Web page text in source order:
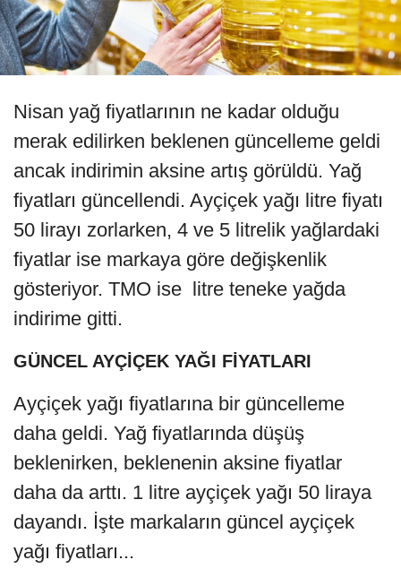
Nisan yağ fiyatlarının ne kadar olduğu
merak edilirken beklenen güncelleme geldi
ancak indirimin aksine artış görüldü. Yağ
fiyatları güncellendi. Ayçiçek yağı litre fiyatı
50 lirayı zorlarken, 4 ve 5 litrelik yağlardaki
fiyatlar ise markaya göre değişkenlik
gösteriyor. TMO ise litre teneke yağda
indirime gitti.
GÜNCEL AYÇİÇEK YAĞI FİYATLARI
Ayçiçek yağı fiyatlarına bir güncelleme
daha geldi. Yağ fiyatlarında düşüş
beklenirken, beklenenin aksine fiyatlar
daha da arttı. 1 litre ayçiçek yağı 50 liraya
dayandı. İşte markaların güncel ayçiçek
yağı fiyatları...